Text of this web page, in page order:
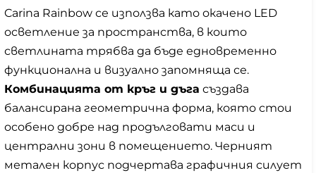
Carina Rainbow се използва като окачено LED
осветление за пространства, в които
светлината трябва да бъде едновременно
функционална и визуално запомняща се.
Комбинацията от кръг и дъга създава
балансирана геометрична форма, която стои
особено добре над продълговати маси и
централни зони в помещението. Черният
метален корпус подчертава графичния силует